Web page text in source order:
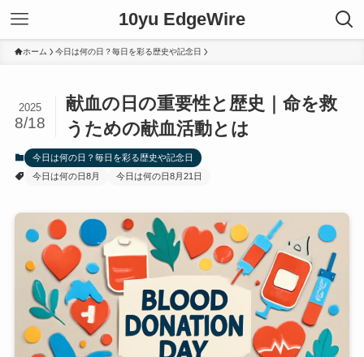
10yu EdgeWire
ホーム 今日は何の日？毎日を彩る歴史や記念日
献血の日の重要性と歴史｜命を救
うための献血活動とは
2025
8/18
今日は何の日？毎日を彩る歴史や記念日
今日は何の日8月
今日は何の日8月21日